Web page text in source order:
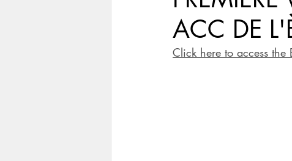
ACC DE
Click here to access the